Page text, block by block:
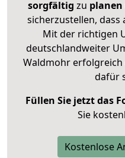
sorgfältig zu planen
sicherzustellen,
Mit der richtigen
deutschlandweiter
Waldmohr
dafür
Füllen Sie jetzt das
Sie
Kostenlose